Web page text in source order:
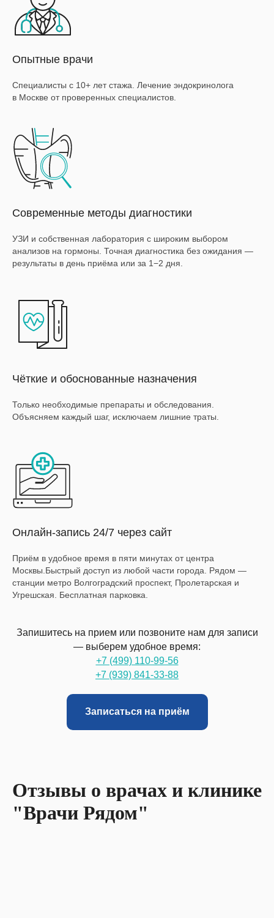
Опытные врачи
Специалисты с 10+ лет стажа. Лечение эндокринолога
в Москве от проверенных специалистов.
Современные методы диагностики
УЗИ и собственная лаборатория с широким выбором
анализов на гормоны. Точная диагностика без ожидания —
результаты в день приёма или за 1−2 дня.
Чёткие и обоснованные назначения
Только необходимые препараты и обследования.
Объясняем каждый шаг, исключаем лишние траты.
Онлайн-запись 24/7 через сайт
Приём в удобное время в пяти минутах от центра
Москвы.Быстрый доступ из любой части города. Рядом —
станции метро Волгоградский проспект, Пролетарская и
Угрешская. Бесплатная парковка.
Запишитесь на прием или позвоните нам для записи
— выберем удобное время:
+7 (499) 110-99-56
+7 (939) 841-33-88
Записаться на приём
Отзывы о врачах и клинике
"Врачи Рядом"